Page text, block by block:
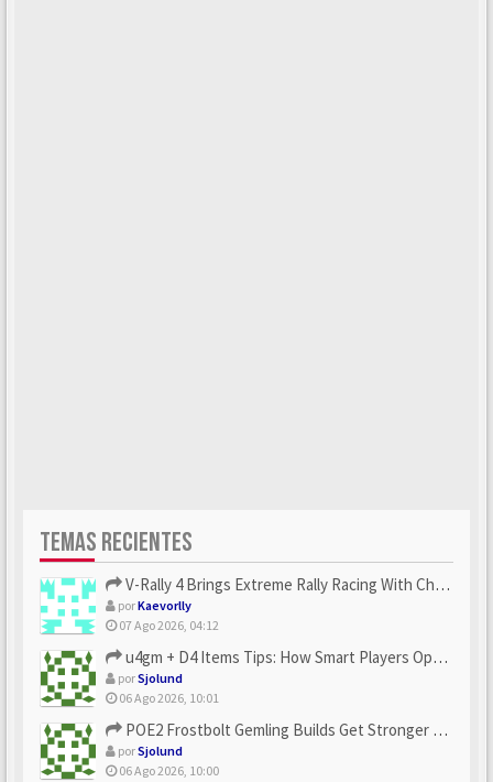
TEMAS RECIENTES
V-Rally 4 Brings Extreme Rally Racing With Challenging Track...
porKaevorlly
07 Ago 2026, 04:12
u4gm + D4 Items Tips: How Smart Players Optimize Gear, Build...
porSjolund
06 Ago 2026, 10:01
POE2 Frostbolt Gemling Builds Get Stronger With u4gm’s Ice C...
porSjolund
06 Ago 2026, 10:00